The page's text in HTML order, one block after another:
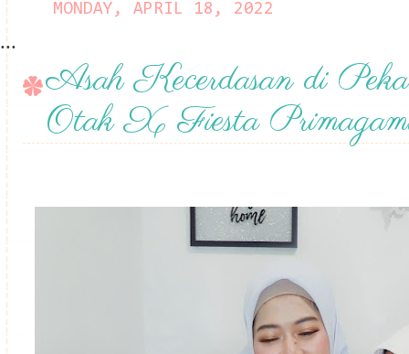
MONDAY, APRIL 18, 2022
...
Asah Kecerdasan di
Otak X Fiesta